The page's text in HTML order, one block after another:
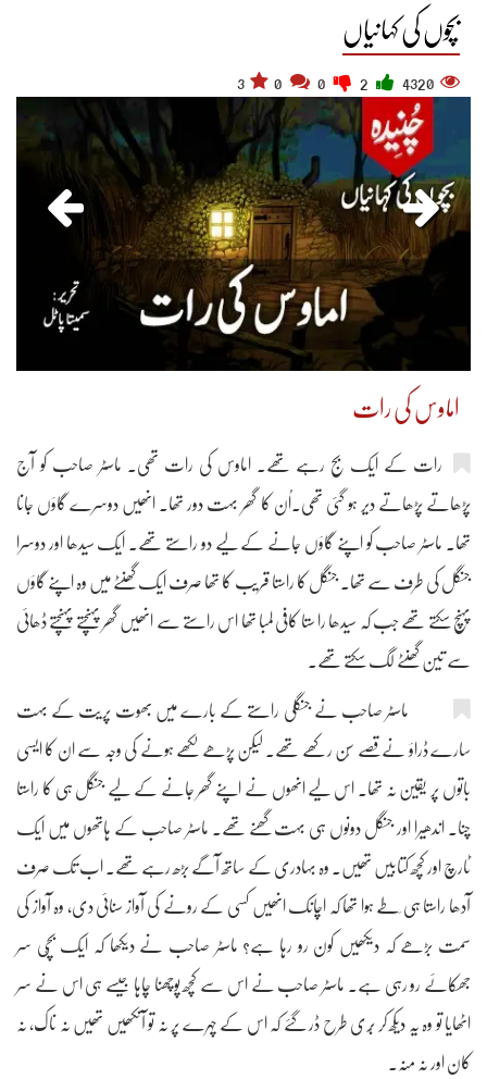
بچوں کی کہانیاں
4320
3
اماوس کی رات
رات کے ایک بج رہے تھے۔ اماوس کی رات تھی۔ ماسٹر صاحب کو آج
پڑھاتے پڑھاتے دیر ہو گئی تھی۔اُن کا گھر بہت دور تھا۔ انھیں دوسرے گاؤں جانا
تھا۔ ماسٹر صاحب کو اپنے گاؤں جانے کے لیے دو راستے تھے۔ ایک سیدھا اور دوسرا
جنگل کی طرف سے تھا۔ جنگل کا راستا قریب کا تھا صرف ایک گھنٹے میں وہ اپنے گاؤں
پہنچ سکتے تھے جب کہ سیدھا را ستا کافی لمبا تھا اس راستے سے انھیں گھر پہنچتے پہنچتے ڈھائی
سے تین گھنٹے لگ سکتے تھے۔
ماسٹر صاحب نے جنگلی راستے کے بارے میں بھوت پریت کے بہت
سارے ڈراؤ نے قصے سُن رکھے تھے۔ لیکن پڑھے لکھے ہونے کی وجہ سے ان کا ایسی
باتوں پر یقین نہ تھا۔ اس لیے انھوں نے اپنے گھر جانے کے لیے جنگل ہی کا راستا
چنا۔ اندھیرا اور جنگل دونوں ہی بہت گھنے تھے۔ ماسٹر صاحب کے ہاتھوں میں ایک
ٹارچ اور کچھ کتابیں تھیں۔ وہ بہادری کے ساتھ آگے بڑھ رہے تھے۔ اب تک صرف
آدھا راستا ہی طَے ہوا تھا کہ اچانک انھیں کسی کے رونے کی آواز سنائی دی، وہ آواز کی
سمت بڑھے کہ دیکھیں کون رو رہا ہے؟ ماسٹر صاحب نے دیکھا کہ ایک بچّی سر
جھکائے رو رہی ہے۔ ماسٹر صاحب نے اس سے کچھ پوچھنا چاہا جیسے ہی اس نے سر
اٹھایا تو وہ یہ دیکھ کر بُری طرح ڈر گئے کہ اس کے چہرے پر نہ تو آنکھیں تھیں نہ ناک، نہ
کان اور نہ منہ۔